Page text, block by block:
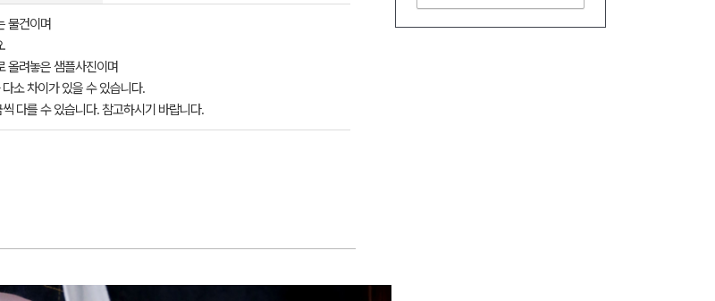
물건이며
.
올려놓은 샘플사진이며
소 차이가 있을 수 있습니다.
다를 수 있습니다. 참고하시기 바랍니다.